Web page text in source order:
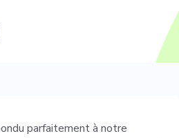
mes clients passent leurs